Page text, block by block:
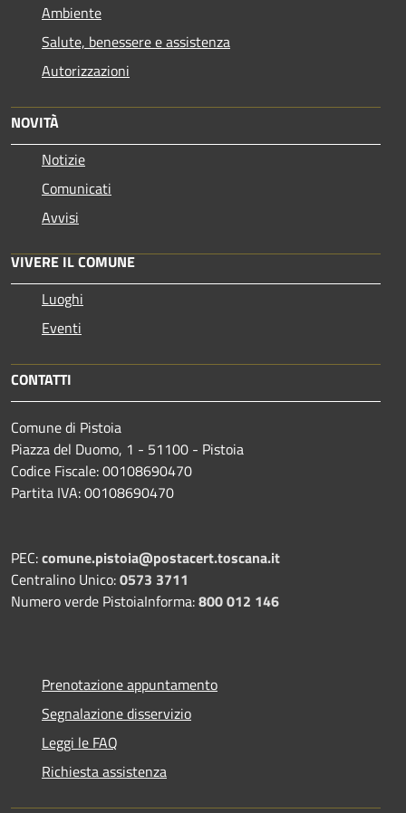
Ambiente
Salute, benessere e assistenza
Autorizzazioni
NOVITÀ
Notizie
Comunicati
Avvisi
VIVERE IL COMUNE
Luoghi
Eventi
CONTATTI
Comune di Pistoia
Piazza del Duomo, 1 - 51100 - Pistoia
Codice Fiscale: 00108690470
Partita IVA: 00108690470
PEC:comune.pistoia@postacert.toscana.it
Centralino Unico:0573 3711
Numero verde PistoiaInforma:800 012 146
Prenotazione appuntamento
Segnalazione disservizio
Leggi le FAQ
Richiesta assistenza